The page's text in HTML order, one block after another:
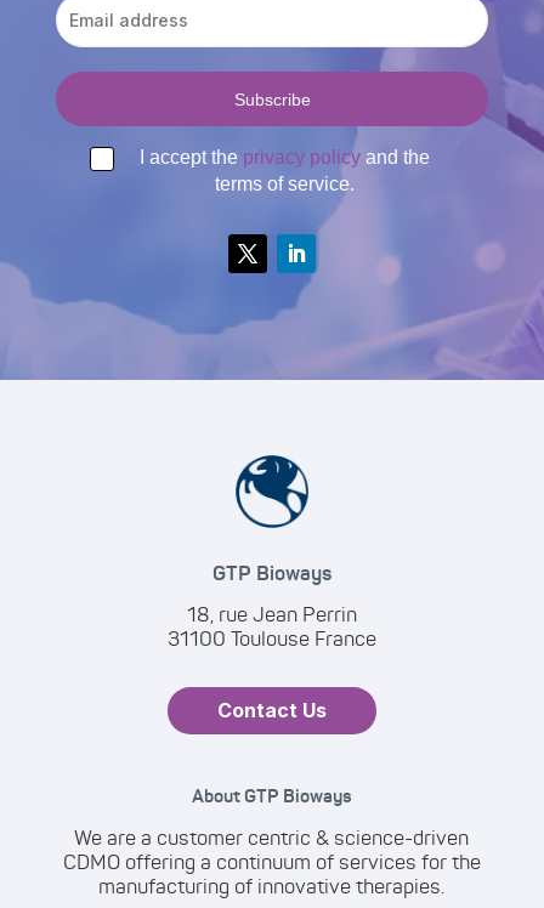
I accept the privacy policyand the
terms of service.
GTP Bioways
18, rue Jean Perrin
31100 Toulouse France
Contact Us
About GTP Bioways
We are a customer centric & science-driven
CDMO offering a continuum of services for the
manufacturing of innovative therapies.